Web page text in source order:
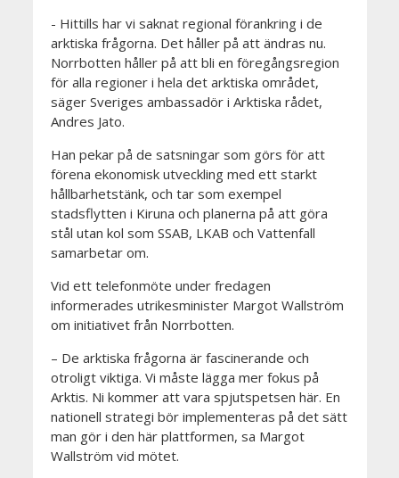
- Hittills har vi saknat regional förankring i de
arktiska frågorna. Det håller på att ändras nu.
Norrbotten håller på att bli en föregångsregion
för alla regioner i hela det arktiska området,
säger Sveriges ambassadör i Arktiska rådet,
Andres Jato.
Han pekar på de satsningar som görs för att
förena ekonomisk utveckling med ett starkt
hållbarhetstänk, och tar som exempel
stadsflytten i Kiruna och planerna på att göra
stål utan kol som SSAB, LKAB och Vattenfall
samarbetar om.
Vid ett telefonmöte under fredagen
informerades utrikesminister Margot Wallström
om initiativet från Norrbotten.
– De arktiska frågorna är fascinerande och
otroligt viktiga. Vi måste lägga mer fokus på
Arktis. Ni kommer att vara spjutspetsen här. En
nationell strategi bör implementeras på det sätt
man gör i den här plattformen, sa Margot
Wallström vid mötet.